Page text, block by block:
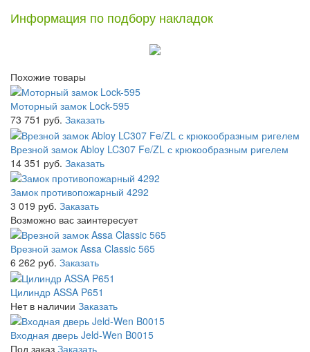
Информация по подбору накладок
Похожие товары
Моторный замок Lock-595
73 751 руб. Заказать
Врезной замок Abloy LC307 Fe/ZL с крюкообразным ригелем
14 351 руб. Заказать
Замок противопожарный 4292
3 019 руб. Заказать
Возможно вас заинтересует
Врезной замок Assa Classic 565
6 262 руб. Заказать
Цилиндр ASSA P651
Нет в наличии Заказать
Входная дверь Jeld-Wen B0015
Под заказ Заказать